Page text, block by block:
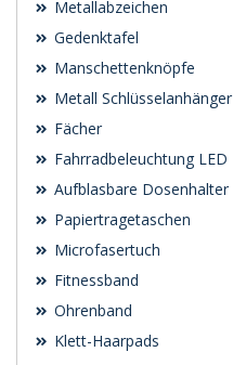
Metallabzeichen
Gedenktafel
Manschettenknöpfe
Metall Schlüsselanhänger
Fächer
Fahrradbeleuchtung LED
Aufblasbare Dosenhalter
Papiertragetaschen
Microfasertuch
Fitnessband
Ohrenband
Klett-Haarpads